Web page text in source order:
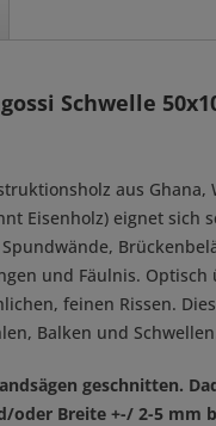
Schwelle
aus
Eisenholz) eignet
und Fäulnis.
feinen Rissen.
Balken und
geschnitten.
oder Breite +-/ 2-5 mm